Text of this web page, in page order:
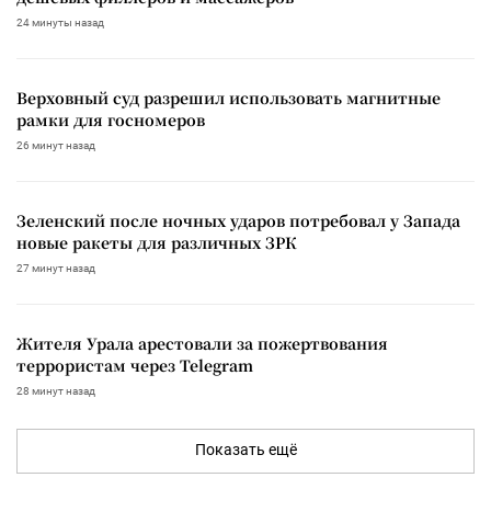
24 минуты назад
Верховный суд разрешил использовать магнитные
рамки для госномеров
26 минут назад
Зеленский после ночных ударов потребовал у Запада
новые ракеты для различных ЗРК
27 минут назад
Жителя Урала арестовали за пожертвования
террористам через Telegram
28 минут назад
Показать ещё